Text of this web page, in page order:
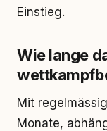
Einstieg.
Wie lange
Mit
Monate,